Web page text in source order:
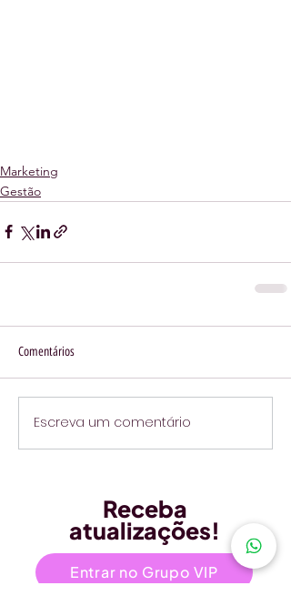
Marketing
Gestão
Comentários
Escreva um comentário
Receba
atualizações!
Entrar no Grupo VIP